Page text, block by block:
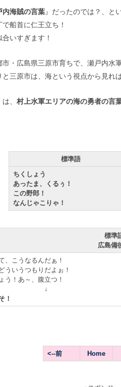
内海賊の言葉』だったのでは？、と
船首に仁王立ち！
いすぎます！
・広島県三原市育ちで、瀬戸内水
三原市は、海という視点から見れ
は、 村上水軍エリアの海の勇者の言
標準語
ちくしょう
あったま、くるぅ！
この野郎！
なんじゃこりゃ！
標準
広島備
、こうなるんだぁ！
ういうつもりだよぉ！
う！あ～、腹立つ！
！
<--前 Home